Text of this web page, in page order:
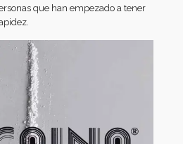
que han empezado a tener